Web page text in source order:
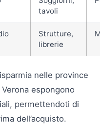
tavoli
Strutture,
librerie
nelle province
espongono
permettendoti di
dell’acquisto.